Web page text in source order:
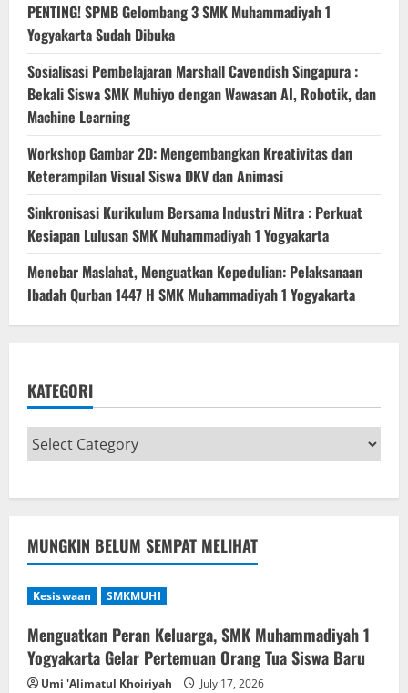
PENTING! SPMB Gelombang 3 SMK Muhammadiyah 1
Yogyakarta Sudah Dibuka
Sosialisasi Pembelajaran Marshall Cavendish Singapura :
Bekali Siswa SMK Muhiyo dengan Wawasan AI, Robotik, dan
Machine Learning
Workshop Gambar 2D: Mengembangkan Kreativitas dan
Keterampilan Visual Siswa DKV dan Animasi
Sinkronisasi Kurikulum Bersama Industri Mitra : Perkuat
Kesiapan Lulusan SMK Muhammadiyah 1 Yogyakarta
Menebar Maslahat, Menguatkan Kepedulian: Pelaksanaan
Ibadah Qurban 1447 H SMK Muhammadiyah 1 Yogyakarta
KATEGORI
MUNGKIN BELUM SEMPAT MELIHAT
Kesiswaan SMKMUHI
Menguatkan Peran Keluarga, SMK Muhammadiyah 1
Yogyakarta Gelar Pertemuan Orang Tua Siswa Baru
Umi 'Alimatul Khoiriyah July 17, 2026